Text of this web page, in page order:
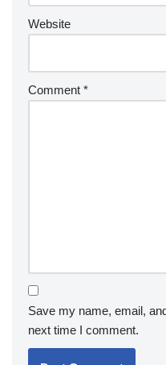
Website
Comment *
Save my name, email,
next time I comment.